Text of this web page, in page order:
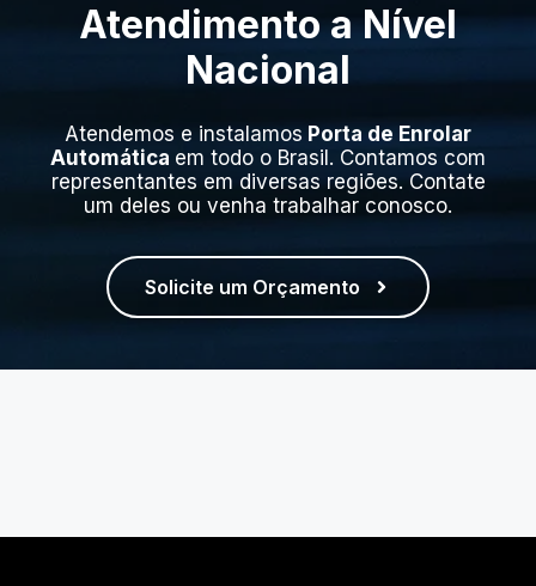
Atendimento a Nível
Nacional
Atendemos e instalamos Porta de Enrolar
Automática em todo o Brasil. Contamos com
representantes em diversas regiões. Contate
um deles ou venha trabalhar conosco.
Solicite um Orçamento